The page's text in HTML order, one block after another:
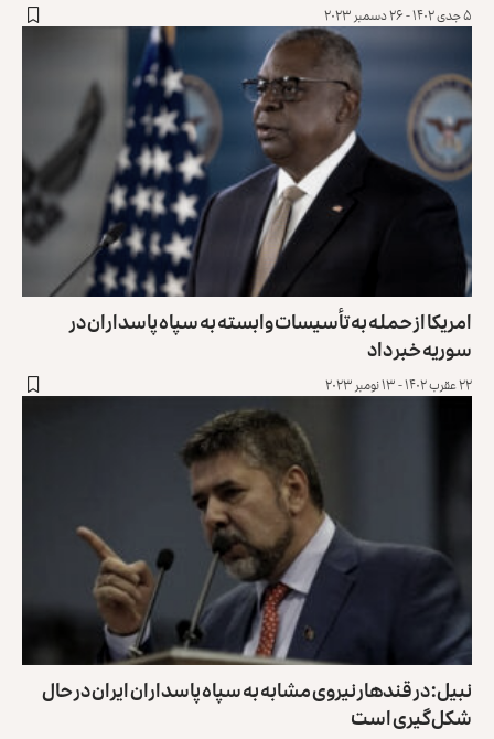
۵ جدی ۱۴۰۲ - ۲۶ دسمبر ۲۰۲۳
امریکا از حمله به تأسیسات وابسته به سپاه پاسداران در
سوریه خبر داد
۲۲ عقرب ۱۴۰۲ - ۱۳ نومبر ۲۰۲۳
نبیل: در قندهار نیروی مشابه به سپاه پاسداران ایران در حال
شکل‌گیری است